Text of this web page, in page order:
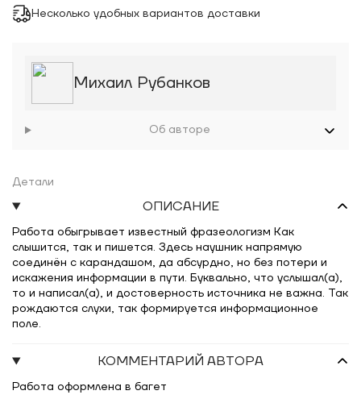
Несколько удобных вариантов доставки
Михаил Рубанков
Об авторе
Детали
ОПИСАНИЕ
Работа обыгрывает известный фразеологизм Как
слышится, так и пишется. Здесь наушник напрямую
соединён с карандашом, да абсурдно, но без потери и
искажения информации в пути. Буквально, что услышал(а),
то и написал(а), и достоверность источника не важна. Так
рождаются слухи, так формируется информационное
поле.
КОММЕНТАРИЙ АВТОРА
Работа оформлена в багет